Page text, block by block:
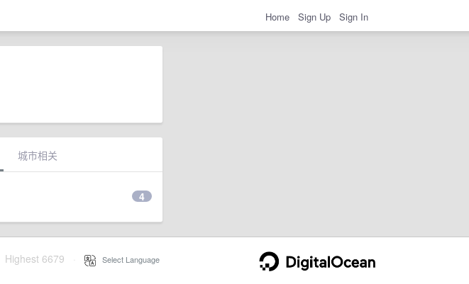
Home Sign Up Sign In
城市相关
4
Highest 6679 Select Language